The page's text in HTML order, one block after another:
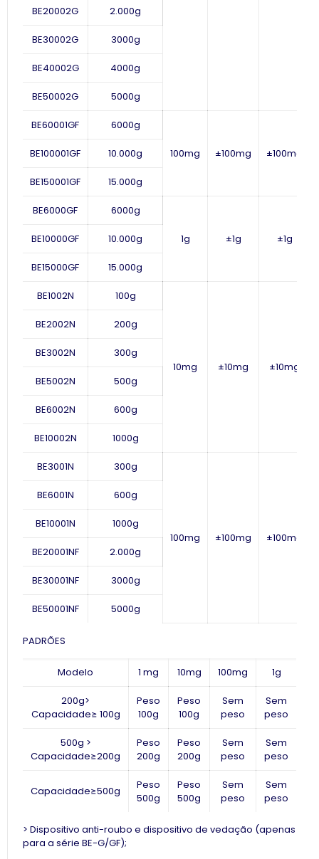
BE20002G 2.000g
BE30002G 3000g
BE40002G 4000g
BE50002G 5000g
BE60001GF 6000g
100mg ±100mg ±100mg
BE100001GF 10.000g
BE150001GF 15.000g
BE6000GF 6000g
1g ±1g ±1g
BE10000GF 10.000g
BE15000GF 15.000g
BE1002N 100g
10mg ±10mg ±10mg
BE2002N 200g
BE3002N 300g
BE5002N 500g
BE6002N 600g
BE10002N 1000g
BE3001N 300g
100mg ±100mg ±100mg
BE6001N 600g
BE10001N 1000g
BE20001NF 2.000g
BE30001NF 3000g
BE50001NF 5000g
PADRÕES
Modelo 1 mg 10mg 100mg 1g
200g>
Capacidade≥ 100g
Peso
100g
Peso
100g
Sem
peso
Sem
peso
500g >
Capacidade≥200g
Peso
200g
Peso
200g
Sem
peso
Sem
peso
Capacidade≥500g
Peso
500g
Peso
500g
Sem
peso
Sem
peso
> Dispositivo anti-roubo e dispositivo de vedação (apenas
para a série BE-G/GF);